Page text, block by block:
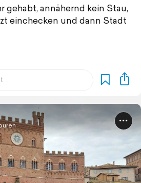
gehabt, annähernd kein Stau,
einchecken und dann Stadt